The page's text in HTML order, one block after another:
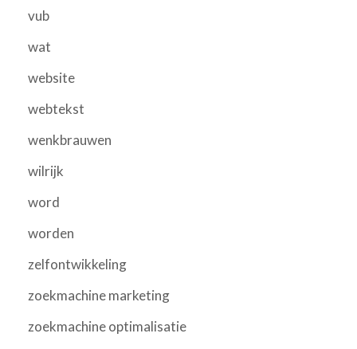
vub
wat
website
webtekst
wenkbrauwen
wilrijk
word
worden
zelfontwikkeling
zoekmachine marketing
zoekmachine optimalisatie